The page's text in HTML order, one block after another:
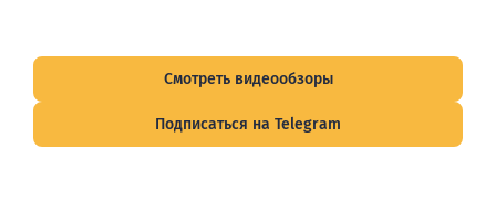
Смотреть видеообзоры
Подписаться на Telegram